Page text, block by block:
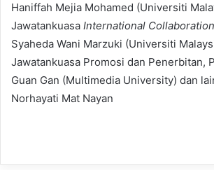
Haniffah Mejia Mohamed (Universiti
Jawatankuasa International Collaboration
Syaheda Wani Marzuki (Universiti
Jawatankuasa Promosi dan Penerbitan,
Guan Gan (Multimedia University) dan
Norhayati Mat Nayan